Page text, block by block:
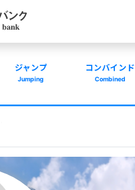
ジャンプ
Jumping
コンバインド
Combined